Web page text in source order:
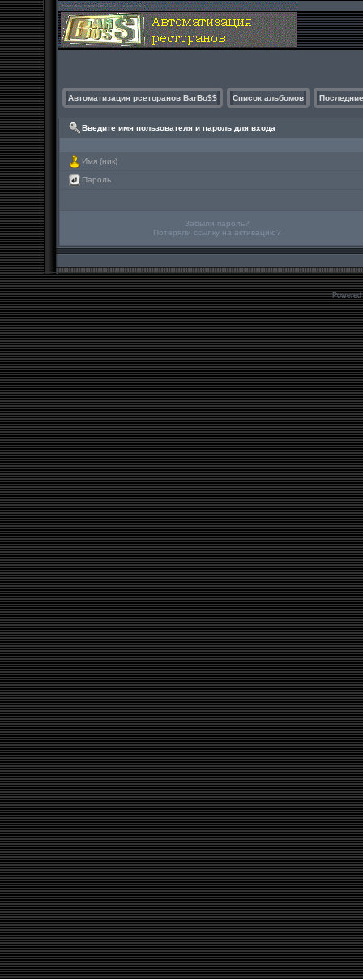
Автоматизация рсеторанов BarBo$$ Список альбомов
Введите имя пользователя и пароль для входа
Имя (ник)
Пароль
Забыли пароль?
Потеряли ссылку на активацию?